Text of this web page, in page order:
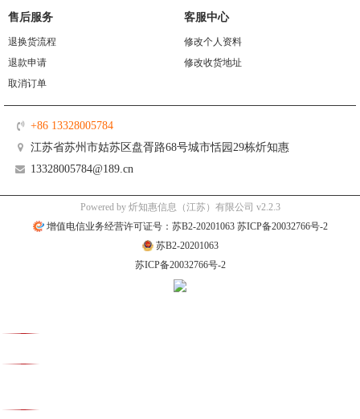
售后服务
退换货流程
退款申请
取消订单
客服中心
修改个人资料
修改收货地址
+86 13328005784
江苏省苏州市姑苏区盘胥路68号城市恬园29栋炘知惠
13328005784@189.cn
Powered by 炘知惠信息（江苏）有限公司 v2.2.3
增值电信业务经营许可证号：苏B2-20201063 苏ICP备20032766号-2
苏B2-20201063
苏ICP备20032766号-2